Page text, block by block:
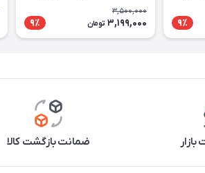
9٪
استفاده روزانه
3,500,000
3,199,000 تومان 9٪
ضمانت بازگشت کالا